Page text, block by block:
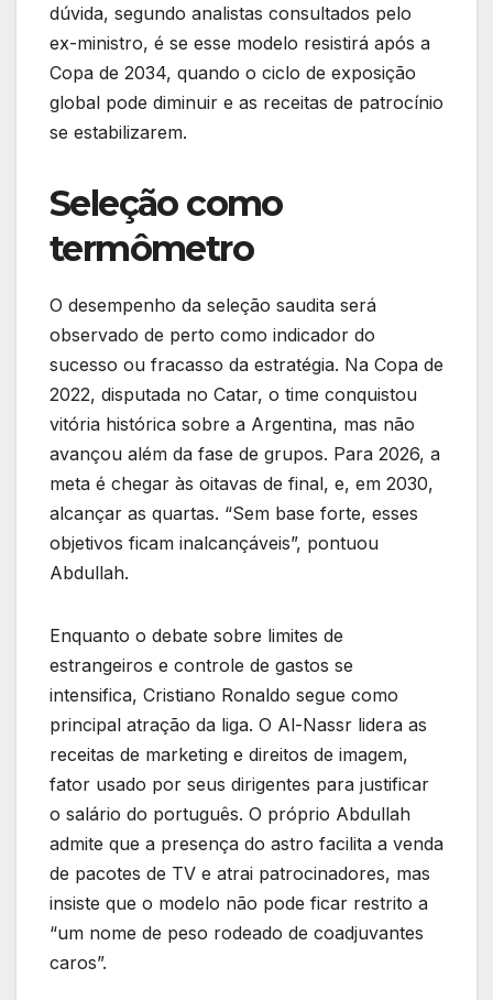
dúvida, segundo analistas consultados pelo
ex-ministro, é se esse modelo resistirá após a
Copa de 2034, quando o ciclo de exposição
global pode diminuir e as receitas de patrocínio
se estabilizarem.
Seleção como
termômetro
O desempenho da seleção saudita será
observado de perto como indicador do
sucesso ou fracasso da estratégia. Na Copa de
2022, disputada no Catar, o time conquistou
vitória histórica sobre a Argentina, mas não
avançou além da fase de grupos. Para 2026, a
meta é chegar às oitavas de final, e, em 2030,
alcançar as quartas. “Sem base forte, esses
objetivos ficam inalcançáveis”, pontuou
Abdullah.
Enquanto o debate sobre limites de
estrangeiros e controle de gastos se
intensifica, Cristiano Ronaldo segue como
principal atração da liga. O Al-Nassr lidera as
receitas de marketing e direitos de imagem,
fator usado por seus dirigentes para justificar
o salário do português. O próprio Abdullah
admite que a presença do astro facilita a venda
de pacotes de TV e atrai patrocinadores, mas
insiste que o modelo não pode ficar restrito a
“um nome de peso rodeado de coadjuvantes
caros”.